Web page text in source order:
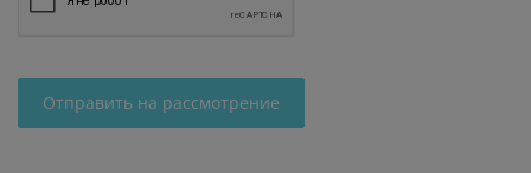
Отправить на рассмотрение